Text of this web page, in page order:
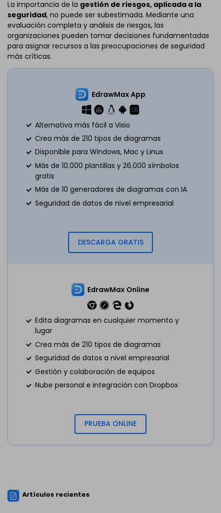
La importancia de la gestión de riesgos, aplicada a la
seguridad, no puede ser subestimada. Mediante una
evaluación completa y análisis de riesgos, las
organizaciones pueden tomar decisiones fundamentadas
para asignar recursos a las preocupaciones de seguridad
más críticas.
EdrawMax App
Alternativa más fácil a Visio
Crea más de 210 tipos de diagramas
Disponible para Windows, Mac y Linux
Más de 10.000 plantillas y 26.000 símbolos
gratis
Más de 10 generadores de diagramas con IA
Seguridad de datos de nivel empresarial
DESCARGA GRATIS
EdrawMax Online
Edita diagramas en cualquier momento y
lugar
Crea más de 210 tipos de diagramas
Seguridad de datos a nivel empresarial
Gestión y colaboración de equipos
Nube personal e integración con Dropbox
PRUEBA ONLINE
Artículos recientes